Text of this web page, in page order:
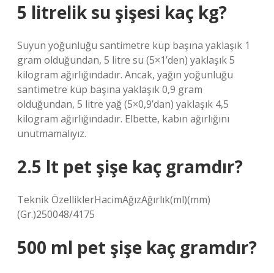
5 litrelik su şişesi kaç kg?
Suyun yoğunluğu santimetre küp başına yaklaşık 1
gram olduğundan, 5 litre su (5×1’den) yaklaşık 5
kilogram ağırlığındadır. Ancak, yağın yoğunluğu
santimetre küp başına yaklaşık 0,9 gram
olduğundan, 5 litre yağ (5×0,9’dan) yaklaşık 4,5
kilogram ağırlığındadır. Elbette, kabın ağırlığını
unutmamalıyız.
2.5 lt pet şişe kaç gramdır?
Teknik ÖzelliklerHacimAğızAğırlık(ml)(mm)
(Gr.)250048/4175
500 ml pet şişe kaç gramdır?